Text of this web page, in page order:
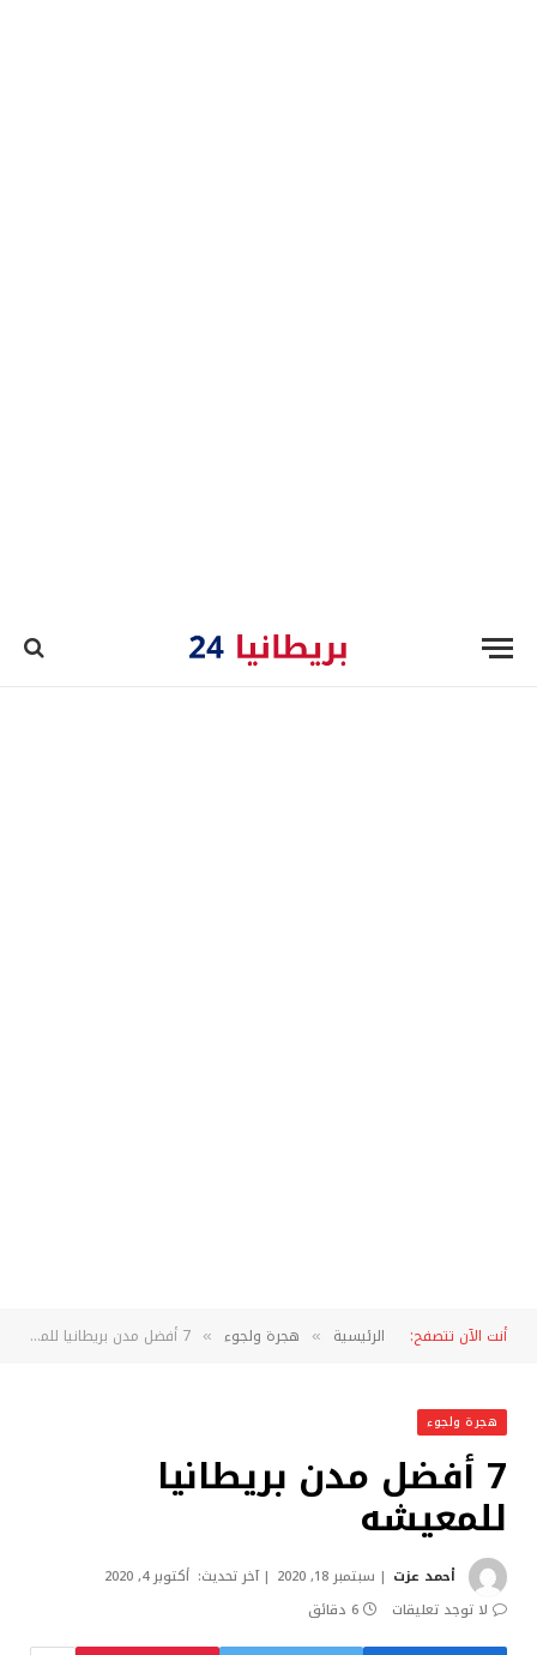
أنت الآن تتصفح: الرئيسية » هجرة ولجوء » 7 أفضل مدن بريطانيا للمعيشه
هجرة ولجوء
7 أفضل مدن بريطانيا
للمعيشه
أحمد عزت سبتمبر 18, 2020 آخر تحديث: أكتوبر 4, 2020
لا توجد تعليقات
6 دقائق